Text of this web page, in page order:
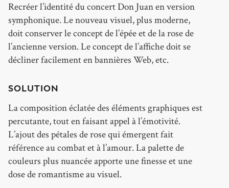
Recréer l’identité du concert Don Juan en version
symphonique. Le nouveau visuel, plus moderne,
doit conserver le concept de l’épée et de la rose de
l’ancienne version. Le concept de l’affiche doit se
décliner facilement en bannières Web, etc.
SOLUTION
La composition éclatée des éléments graphiques est
percutante, tout en faisant appel à l’émotivité.
L’ajout des pétales de rose qui émergent fait
référence au combat et à l’amour. La palette de
couleurs plus nuancée apporte une finesse et une
dose de romantisme au visuel.